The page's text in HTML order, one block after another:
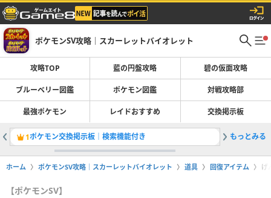
ポケモンSV攻略｜スカーレットバイオレット
攻略TOP 藍の円盤攻略 碧の仮面攻略
ブルーベリー図鑑 ポケモン図鑑 対戦攻略部
最強ポケモン レイドおすすめ 交換掲示板
1ポケモン交換掲示板｜検索機能付き 2最強キ
もっとみる
ホーム ポケモンSV攻略｜スカーレットバイオレット 道具 回復アイテム げ
【ポケモンSV】